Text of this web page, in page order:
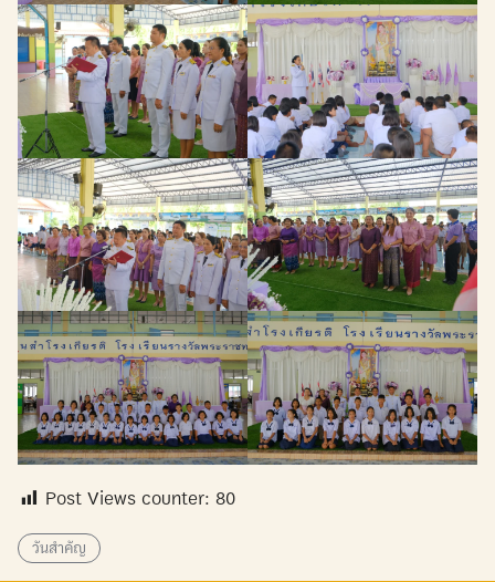
Post Views counter: 80
วันสำคัญ